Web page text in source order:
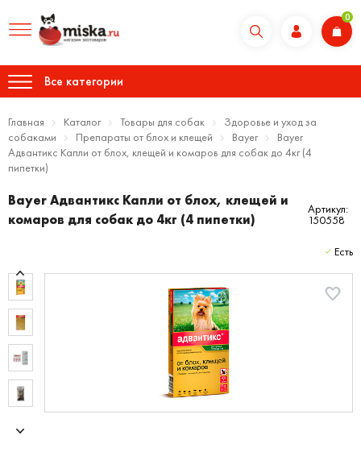
0
Все категории
Главная Каталог Товары для собак
Здоровье и уход за
собаками
Препараты от блох и клещей Bayer
Bayer
Адвантикс Капли от блох, клещей и комаров для собак до 4кг (4
пипетки)
Bayer Адвантикс Капли от блох, клещей и
комаров для собак до 4кг (4 пипетки)
Артикул:
150558
Есть